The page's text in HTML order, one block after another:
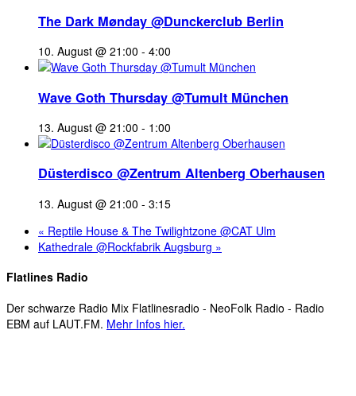
The Dark Mønday @Dunckerclub Berlin
10. August @ 21:00 - 4:00
Wave Goth Thursday @Tumult München
13. August @ 21:00 - 1:00
Düsterdisco @Zentrum Altenberg Oberhausen
13. August @ 21:00 - 3:15
« Reptile House & The Twilightzone @CAT Ulm
Kathedrale @Rockfabrik Augsburg »
Flatlines Radio
Der schwarze Radio Mix Flatlinesradio - NeoFolk Radio - Radio
EBM auf LAUT.FM. Mehr Infos hier.